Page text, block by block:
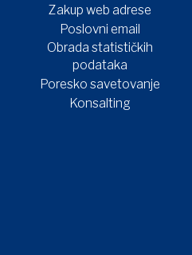
Zakup web adrese
Poslovni email
Obrada statističkih
podataka
Poresko savetovanje
Konsalting